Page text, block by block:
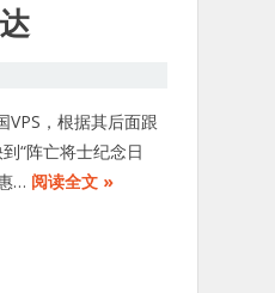
VPS，根据其后面跟
“阵亡将士纪念日
… 阅读全文 »